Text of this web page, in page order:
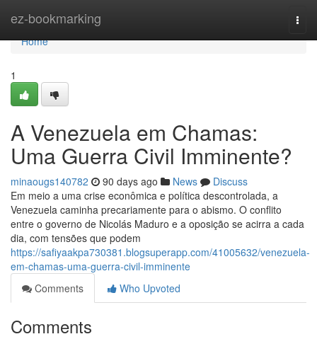
ez-bookmarking
Home
Home
1
A Venezuela em Chamas:
Uma Guerra Civil Imminente?
minaougs140782 90 days ago News
Discuss
Em meio a uma crise econômica e política descontrolada, a
Venezuela caminha precariamente para o abismo. O conflito
entre o governo de Nicolás Maduro e a oposição se acirra a cada
dia, com tensões que podem
https://safiyaakpa730381.blogsuperapp.com/41005632/venezuela-
em-chamas-uma-guerra-civil-imminente
Comments
Who Upvoted
Comments